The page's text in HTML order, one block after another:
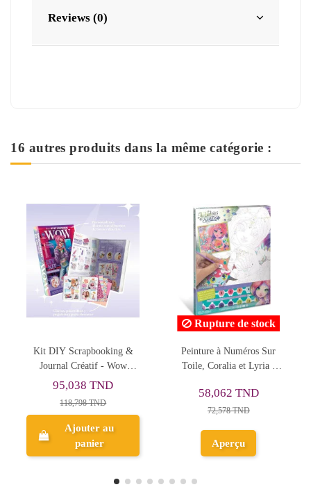
Reviews (0)
16 autres produits dans la même catégorie :
Peinture à Numéros Sur
Toile, Coralia et Lyria -
Nebulous Stars
58,062 TND
72,578 TND
Aperçu
Kit Scientifique & Créatif
Laboratoire des Parfums
Ajouter au
panier